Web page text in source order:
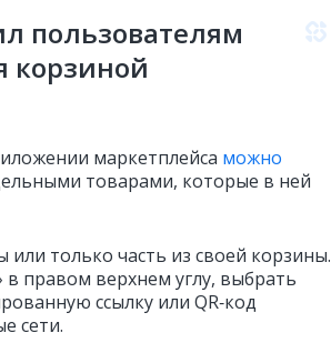
пользователям
корзиной
маркетплейса можно
товарами, которые в ней
только часть из своей корзины.
правом верхнем углу, выбрать
ссылку или QR‑код
сети.